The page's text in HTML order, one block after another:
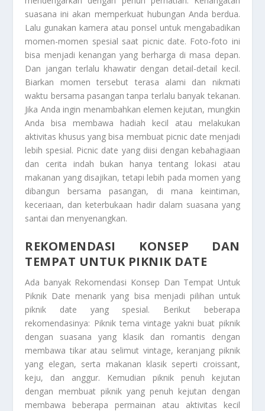
suasana ini akan memperkuat hubungan Anda berdua.
Lalu gunakan kamera atau ponsel untuk mengabadikan
momen-momen spesial saat picnic date. Foto-foto ini
bisa menjadi kenangan yang berharga di masa depan.
Dan jangan terlalu khawatir dengan detail-detail kecil.
Biarkan momen tersebut terasa alami dan nikmati
waktu bersama pasangan tanpa terlalu banyak tekanan.
Jika Anda ingin menambahkan elemen kejutan, mungkin
Anda bisa membawa hadiah kecil atau melakukan
aktivitas khusus yang bisa membuat picnic date menjadi
lebih spesial. Picnic date yang diisi dengan kebahagiaan
dan cerita indah bukan hanya tentang lokasi atau
makanan yang disajikan, tetapi lebih pada momen yang
dibangun bersama pasangan, di mana keintiman,
keceriaan, dan keterbukaan hadir dalam suasana yang
santai dan menyenangkan.
REKOMENDASI KONSEP DAN
TEMPAT UNTUK PIKNIK DATE
Ada banyak Rekomendasi Konsep Dan Tempat Untuk
Piknik Date menarik yang bisa menjadi pilihan untuk
piknik date yang spesial. Berikut beberapa
rekomendasinya: Piknik tema vintage yakni buat piknik
dengan suasana yang klasik dan romantis dengan
membawa tikar atau selimut vintage, keranjang piknik
yang elegan, serta makanan klasik seperti croissant,
keju, dan anggur. Kemudian piknik penuh kejutan
dengan membuat piknik yang penuh kejutan dengan
membawa beberapa permainan atau aktivitas kecil